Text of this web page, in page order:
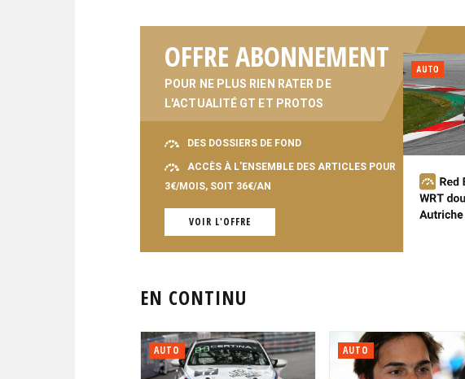
OFFRE ABONNEMENT
POUR NE PLUS RIEN RATER DE
L'ACTUALITÉ GT ET PROTOS
DES DOSSIERS DE FOND
ACCÈS À L'ENSEMBLE DES ARTICLES POUR
3€/MOIS, SOIT 36€/AN
VOIR L'OFFRE
EN CONTINU
AUTO AUTO